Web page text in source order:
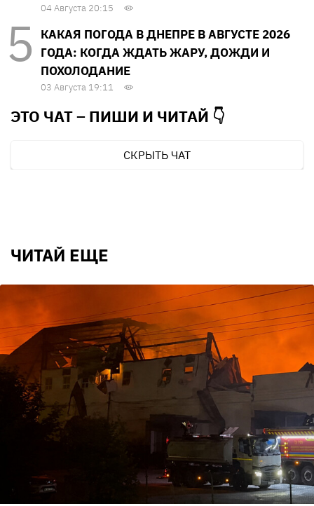
04 Августа 20:15
КАКАЯ ПОГОДА В ДНЕПРЕ В АВГУСТЕ 2026
ГОДА: КОГДА ЖДАТЬ ЖАРУ, ДОЖДИ И
ПОХОЛОДАНИЕ
03 Августа 19:11
ЭТО ЧАТ – ПИШИ И ЧИТАЙ 👇
СКРЫТЬ ЧАТ
ЧИТАЙ ЕЩЕ